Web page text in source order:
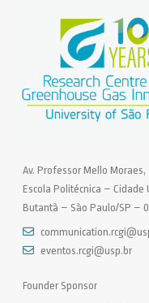
Av. Professor Mello Moraes,
Escola Politécnica – Cidade
Butantã – São Paulo/SP –
eventos.rcgi@usp.br
Founder Sponsor